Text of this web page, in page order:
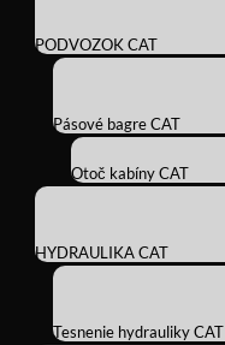
PODVOZOK CAT
Pásové bagre CAT
Otoč kabíny CAT
HYDRAULIKA CAT
Tesnenie hydrauliky CAT